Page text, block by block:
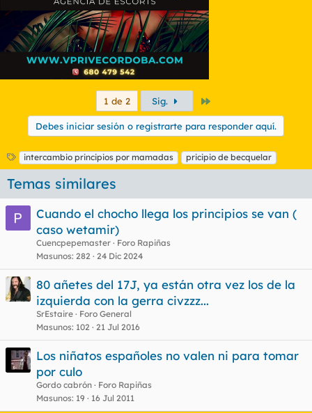
1 de 2 Sig.
Debes iniciar sesión o registrarte para responder aquí.
E
t
i
u
e
t
intercambio principios por mamadas pricipio de becquelar
Temas similares
Cuando el chocho llega los principios se van (
caso wetamir)
Cuencpepemaster
Foro Rapiñas
Masunos 282 24 Dic 2024
80 añetes del 17J, ya están otra vez los de la
izquierda con la gerra civzzz...
SrEstaire
Foro General
Masunos 102 21 Jul 2016
Los niñatos españoles no valen ni para tomar
por culo
Gordo cabrón
Foro Rapiñas
Masunos 19 16 Jul 2011